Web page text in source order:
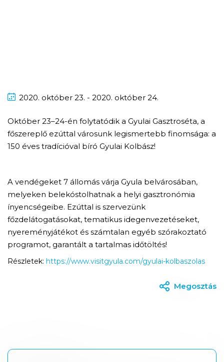
2020. október 23. - 2020. október 24.
Október 23–24-én folytatódik a Gyulai Gasztroséta, a
főszereplő ezúttal városunk legismertebb finomsága: a
150 éves tradícióval bíró Gyulai Kolbász!
A vendégeket 7 állomás várja Gyula belvárosában,
melyeken belekóstolhatnak a helyi gasztronómia
ínyencségeibe. Ezúttal is szervezünk
főzdelátogatásokat, tematikus idegenvezetéseket,
nyereményjátékot és számtalan egyéb szórakoztató
programot, garantált a tartalmas időtöltés!
Részletek: https://www.visitgyula.com/gyulai-kolbaszolas
Megosztás